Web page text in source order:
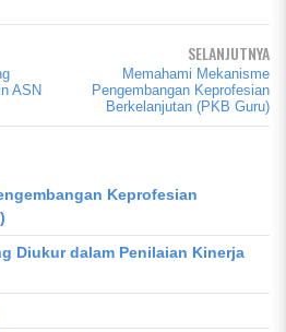
ASN
SELANJUTNYA
Memahami Mekanisme
Pengembangan Keprofesian
Berkelanjutan (PKB Guru)
Keprofesian
Diukur dalam Penilaian Kinerja